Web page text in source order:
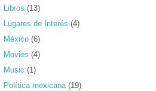
Libros (13)
Lugares de Interés (4)
México (6)
Movies (4)
Music (1)
Política mexicana(19)